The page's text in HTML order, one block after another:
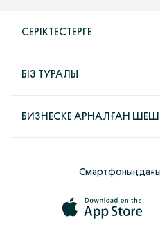
СЕРІКТЕСТЕРГЕ
БІЗ ТУРАЛЫ
БИЗНЕСКЕ АРНАЛҒАН
Смартфоныңдағы